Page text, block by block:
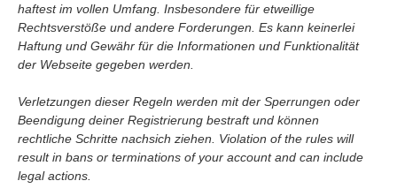
Umfragen
Letzte Beiträge
Aktive Forenbeiträge
Dies ist das Forum um neue Funktionen und Information zu Wünschen
Regeln (Bitte vor dem posten lesen)
haftest im vollen Umfang. Insbesondere für etweillige
Rechtsverstöße und andere Forderungen. Es kann keinerlei
Haftung und Gewähr für die Informationen und Funktionalität
der Webseite gegeben werden.
Verletzungen dieser Regeln werden mit der Sperrungen oder
Beendigung deiner Registrierung bestraft und können
rechtliche Schritte nachsich ziehen. Violation of the rules will
result in bans or terminations of your account and can include
legal actions.